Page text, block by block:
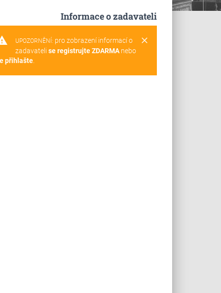
Informace o zadavateli
clear
UPOZORNĚNÍ: pro zobrazení informací o
zadavateli se registrujte ZDARMAnebo
přihlašte.